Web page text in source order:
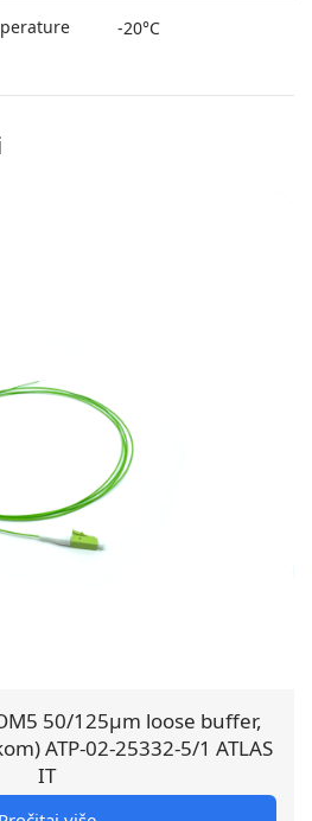
-20°C
50/125µm loose buffer,
ATP-02-25332-5/1 ATLAS
IT